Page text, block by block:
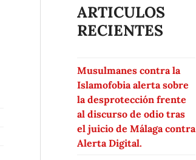
ARTICULOS
RECIENTES
Musulmanes contra la
Islamofobia alerta sobre
la desprotección frente
al discurso de odio tras
el juicio de Málaga contra
Alerta Digital.